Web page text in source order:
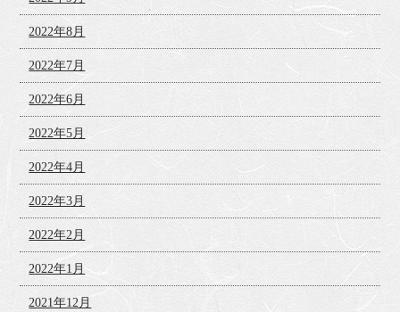
2022年8月
2022年7月
2022年6月
2022年5月
2022年4月
2022年3月
2022年2月
2022年1月
2021年12月